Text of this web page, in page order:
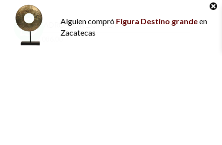
CUADRO HORIZONTE MÍO
Alguiencompró Figura Destino grandeen
Zacatecas